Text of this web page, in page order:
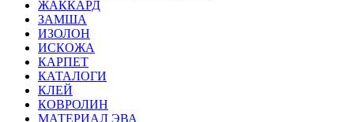
ЖАККАРД
ЗАМША
ИЗОЛОН
ИСКОЖА
КАРПЕТ
КАТАЛОГИ
КЛЕЙ
КОВРОЛИН
МАТЕРИАЛ ЭВА